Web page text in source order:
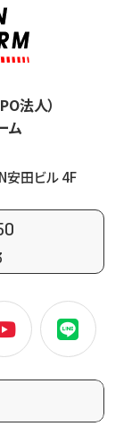
法人）
ム
田ビル 4F